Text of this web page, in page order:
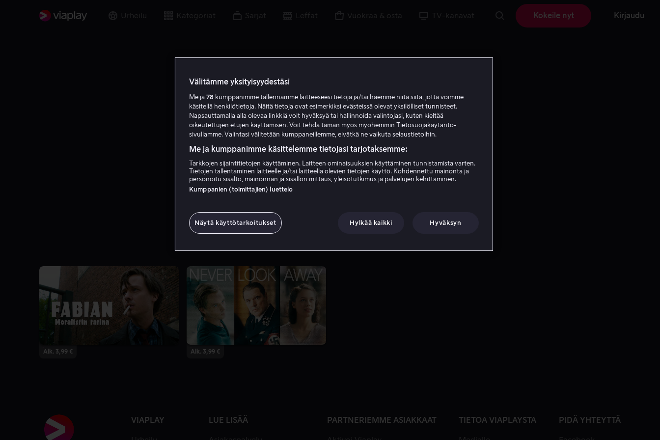
Urheilu Kategoriat Sarjat Leffat Vuokraa & osta TV-kanavat Kokeile nyt Kirjaudu
Saskia Rosendahl
Alk. 3,99 € Alk. 3,99 €
VIAPLAY LUE LISÄÄ PARTNERIEMME ASIAKKAAT TIETOA VIAPLAYSTA PIDÄ YHTEYTTÄ
Välitämme yksityisyydestäsi
Me ja 78 kumppanimme tallennamme laitteeseesi tietoja ja/tai haemme niitä siitä, jotta voimme
käsitellä henkilötietoja. Näitä tietoja ovat esimerkiksi evästeissä olevat yksilölliset tunnisteet.
Napsauttamalla alla olevaa linkkiä voit hyväksyä tai hallinnoida valintojasi, kuten kieltää
oikeutettujen etujen käyttämisen. Voit tehdä tämän myös myöhemmin Tietosuojakäytäntö-
sivullamme. Valintasi välitetään kumppaneillemme, eivätkä ne vaikuta selaustietoihin.
Me ja kumppanimme käsittelemme tietojasi tarjotaksemme:
Tarkkojen sijaintitietojen käyttäminen. Laitteen ominaisuuksien käyttäminen tunnistamista varten.
Tietojen tallentaminen laitteelle ja/tai laitteella olevien tietojen käyttö. Kohdennettu mainonta ja
personoitu sisältö, mainonnan ja sisällön mittaus, yleisötutkimus ja palvelujen kehittäminen.
Kumppanien (toimittajien) luettelo
Näytä käyttötarkoitukset Hylkää kaikki Hyväksyn